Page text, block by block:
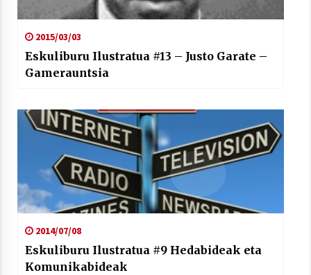
2015/03/03
Eskuliburu Ilustratua #13 – Justo Garate –
Gamerauntsia
2014/07/08
Eskuliburu Ilustratua #9 Hedabideak eta
Komunikabideak